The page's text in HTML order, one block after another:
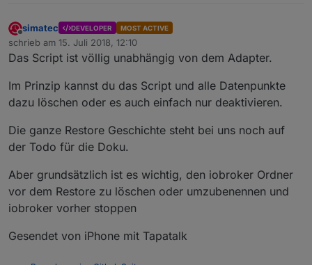
Offline
simatec DEVELOPER MOST ACTIVE
schrieb am 15. Juli 2018, 12:10
zuletzt editiert von
Das Script ist völlig unabhängig von dem Adapter.
Im Prinzip kannst du das Script und alle Datenpunkte
dazu löschen oder es auch einfach nur deaktivieren.
Die ganze Restore Geschichte steht bei uns noch auf
der Todo für die Doku.
Aber grundsätzlich ist es wichtig, den iobroker Ordner
vor dem Restore zu löschen oder umzubenennen und
iobroker vorher stoppen
Gesendet von iPhone mit Tapatalk